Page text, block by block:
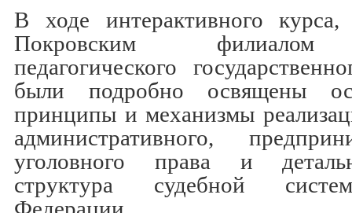
В ходе интерактивного курса,
Покровским филиалом
педагогического
были подробно освящены
принципы и механизмы
административного,
уголовного права и
структура судебной